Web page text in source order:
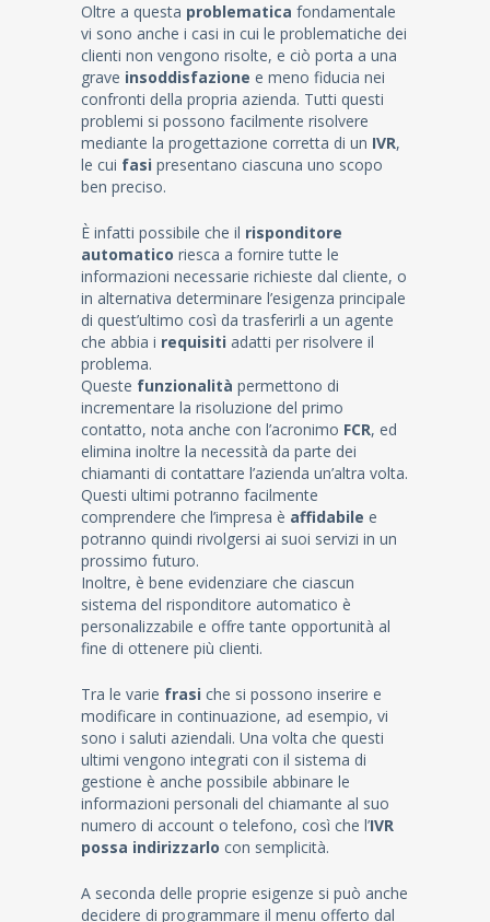
Oltre a questa problematica fondamentale
vi sono anche i casi in cui le problematiche dei
clienti non vengono risolte, e ciò porta a una
grave insoddisfazione e meno fiducia nei
confronti della propria azienda. Tutti questi
problemi si possono facilmente risolvere
mediante la progettazione corretta di un IVR,
le cui fasi presentano ciascuna uno scopo
ben preciso.
È infatti possibile che il risponditore
automatico riesca a fornire tutte le
informazioni necessarie richieste dal cliente, o
in alternativa determinare l’esigenza principale
di quest’ultimo così da trasferirli a un agente
che abbia i requisiti adatti per risolvere il
problema.
Queste funzionalità permettono di
incrementare la risoluzione del primo
contatto, nota anche con l’acronimo FCR, ed
elimina inoltre la necessità da parte dei
chiamanti di contattare l’azienda un’altra volta.
Questi ultimi potranno facilmente
comprendere che l’impresa è affidabile e
potranno quindi rivolgersi ai suoi servizi in un
prossimo futuro.
Inoltre, è bene evidenziare che ciascun
sistema del risponditore automatico è
personalizzabile e offre tante opportunità al
fine di ottenere più clienti.
Tra le varie frasi che si possono inserire e
modificare in continuazione, ad esempio, vi
sono i saluti aziendali. Una volta che questi
ultimi vengono integrati con il sistema di
gestione è anche possibile abbinare le
informazioni personali del chiamante al suo
numero di account o telefono, così che l’IVR
possa indirizzarlo con semplicità.
A seconda delle proprie esigenze si può anche
decidere di programmare il menu offerto dal